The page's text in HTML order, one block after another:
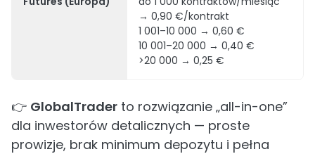
→ 0,90 €/kontrakt
1 001–10 000 → 0,60 €
10 001–20 000 → 0,40 €
>20 000 → 0,25 €
👉 GlobalTrader to rozwiązanie „all-in-one”
dla inwestorów detalicznych — proste
prowizje, brak minimum depozytu i pełna